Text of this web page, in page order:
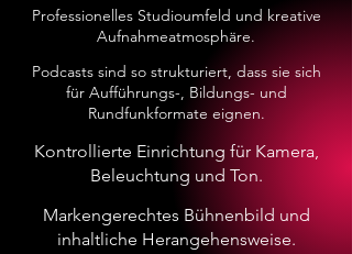
Professionelles Studioumfeld und kreative
Aufnahmeatmosphäre.
Podcasts sind so strukturiert, dass sie sich
für Aufführungs-, Bildungs- und
Rundfunkformate eignen.
Kontrollierte Einrichtung für Kamera,
Beleuchtung und Ton.
Markengerechtes Bühnenbild und
inhaltliche Herangehensweise.